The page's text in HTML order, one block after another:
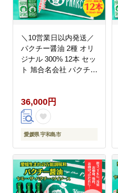
＼10営業日以内発送／
パクチー醤油 2種 オリ
ジナル 300% 12本 セッ
ト 旭合名会社 パクチー
料 国産 愛媛 宇和島
J036-052014
36,000円
愛媛県 宇和島市